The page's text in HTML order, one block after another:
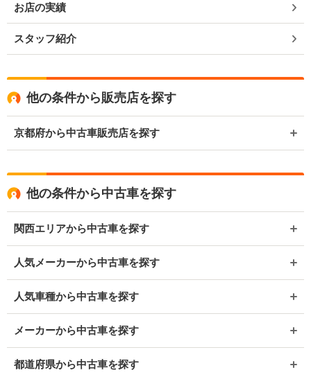
お店の実績
スタッフ紹介
他の条件から販売店を探す
京都府から中古車販売店を探す
他の条件から中古車を探す
関西エリアから中古車を探す
人気メーカーから中古車を探す
人気車種から中古車を探す
メーカーから中古車を探す
都道府県から中古車を探す